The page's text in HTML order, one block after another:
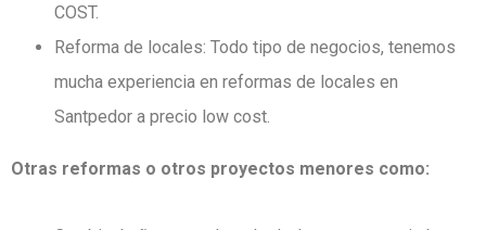
COST.
Reforma de locales: Todo tipo de negocios, tenemos
mucha experiencia en reformas de locales en
Santpedor a precio low cost.
Otras reformas o otros proyectos menores como: